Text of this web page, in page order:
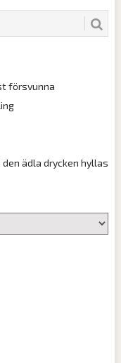
försvunna
den ädla drycken hyllas